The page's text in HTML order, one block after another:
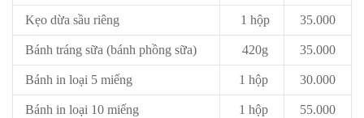
Kẹo dừa sầu riêng 1 hộp 35.000
Bánh tráng sữa (bánh phồng sữa) 420g 35.000
Bánh in loại 5 miếng 1 hộp 30.000
Bánh in loại 10 miếng 1 hộp 55.000